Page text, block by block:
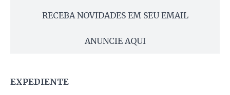
RECEBA NOVIDADES EM SEU EMAIL
ANUNCIE AQUI
EXPEDIENTE